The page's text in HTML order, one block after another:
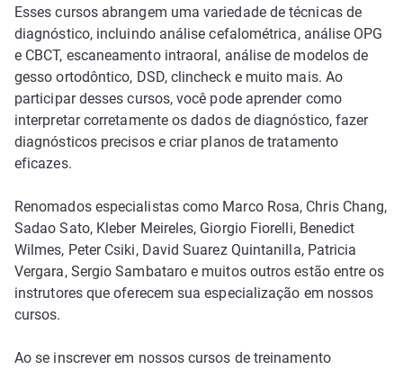
Esses cursos abrangem uma variedade de técnicas de
diagnóstico, incluindo análise cefalométrica, análise OPG
e CBCT, escaneamento intraoral, análise de modelos de
gesso ortodôntico, DSD, clincheck e muito mais. Ao
participar desses cursos, você pode aprender como
interpretar corretamente os dados de diagnóstico, fazer
diagnósticos precisos e criar planos de tratamento
eficazes.
Renomados especialistas como Marco Rosa, Chris Chang,
Sadao Sato, Kleber Meireles, Giorgio Fiorelli, Benedict
Wilmes, Peter Csiki, David Suarez Quintanilla, Patricia
Vergara, Sergio Sambataro e muitos outros estão entre os
instrutores que oferecem sua especialização em nossos
cursos.
Ao se inscrever em nossos cursos de treinamento